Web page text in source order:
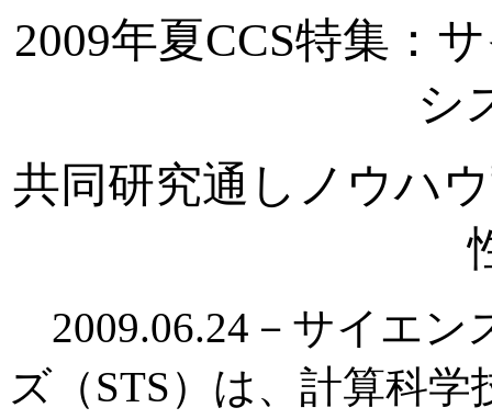
2009年夏CCS特集：
シ
共同研究通しノウハ
2009.06.24－サイエン
ズ（STS）は、計算科